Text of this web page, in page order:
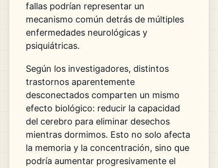
fallas podrían representar un
mecanismo común detrás de múltiples
enfermedades neurológicas y
psiquiátricas.
Según los investigadores, distintos
trastornos aparentemente
desconectados comparten un mismo
efecto biológico: reducir la capacidad
del cerebro para eliminar desechos
mientras dormimos. Esto no solo afecta
la memoria y la concentración, sino que
podría aumentar progresivamente el